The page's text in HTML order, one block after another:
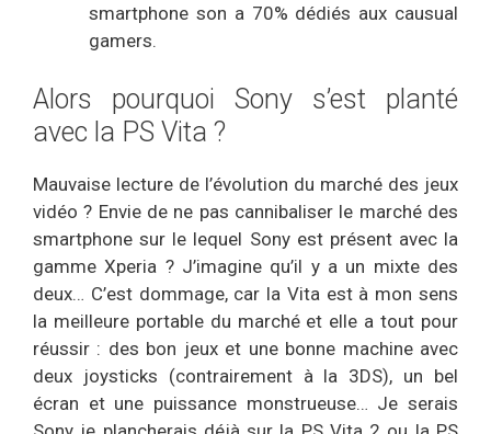
smartphone son a 70% dédiés aux causual
gamers.
Alors pourquoi Sony s’est planté
avec la PS Vita ?
Mauvaise lecture de l’évolution du marché des jeux
vidéo ? Envie de ne pas cannibaliser le marché des
smartphone sur le lequel Sony est présent avec la
gamme Xperia ? J’imagine qu’il y a un mixte des
deux… C’est dommage, car la Vita est à mon sens
la meilleure portable du marché et elle a tout pour
réussir : des bon jeux et une bonne machine avec
deux joysticks (contrairement à la 3DS), un bel
écran et une puissance monstrueuse… Je serais